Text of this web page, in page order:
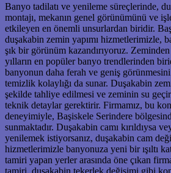
Banyo tadilatı ve yenileme süreçlerinde,
montajı, mekanın genel görünümünü ve
etkileyen en önemli unsurlardan biridir.
duşakabin zemin yapımı hizmetlerimizle,
şık bir görünüm kazandırıyoruz.
yılların en popüler banyo trendlerinden
banyonun daha ferah ve geniş
temizlik kolaylığı da sunar. Duşakabin
şekilde tahliye edilmesi ve zeminin su
teknik detaylar gerektirir. Firmamız, bu
deneyimiyle, Başiskele Serindere
sunmaktadır. Duşakabin camı kırıldıysa
yenilemek istiyorsanız, duşakabin cam
hizmetlerimizle banyonuza yeni bir ışıltı
tamiri yapan yerler arasında öne çıkan
tamiri, duşakabin tekerlek değişimi gibi